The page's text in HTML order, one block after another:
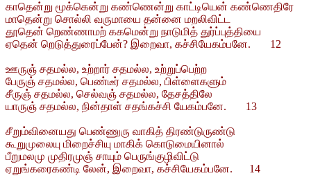
காதென்று மூக்கென்று கண்ணென்று காட்டியென் கண்ணெதிரே
மாதென்று சொல்லி வருமாயை தன்னை மறலிவிட்ட
தூதென் றெண்ணாமற் ககமென்று நாடுமித் துர்ப்புத்தியை
ஏதென் றெடுத்துரைப்பேன்? இறைவா, கச்சியேகம்பனே. 12
ஊருஞ் சதமல்ல, உற்றார் சதமல்ல, உற்றுப்பெற்ற
பேருஞ் சதமல்ல, பெண்டீர் சதமல்ல, பிள்ளைகளும்
சீருஞ் சதமல்ல, செல்வஞ் சதமல்ல, தேசத்திலே
யாருஞ் சதமல்ல, நின்தாள் சதங்கச்சி யேகம்பனே. 13
சீறும்வினையது பெண்ணுரு வாகித் திரண்டுருண்டு
கூறுமுலையு மிறைச்சியு மாகிக் கொடுமையினால்
பீறுமலமு முதிரமுஞ் சாயும் பெருங்குழிவிட்டு
ஏறுங்கரைகண்டி லேன், இறைவா, கச்சியேகம்பனே. 14